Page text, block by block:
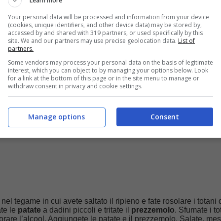
e trasferitelo in una ciotola. Aggiungete il ripieno appena
la scorza dilimonegrattugiata e un pizzico disale. Mescolate
Il ripieno è pronto. Farcite i totani e chiudete la parte
che il ripieno fuoriesca in cottura.
tegame in cui avete saltato il ripieno e fate rosolare i totani
le patate a dadini piccoli e tritate il prezzemolo. Sfumate i
l’alcool. Aggiungete le patate e il prezzemolo. Salate,
Your personal data will be processed and information from your device
(cookies, unique identifiers, and other device data) may be stored by,
accessed by and shared with 319 partners, or used specifically by this
site. We and our partners may use precise geolocation data. List of
partners.
Some vendors may process your personal data on the basis of legitimate
interest, which you can object to by managing your options below. Look
for a link at the bottom of this page or in the site menu to manage or
withdraw consent in privacy and cookie settings.
Consent
Manage options